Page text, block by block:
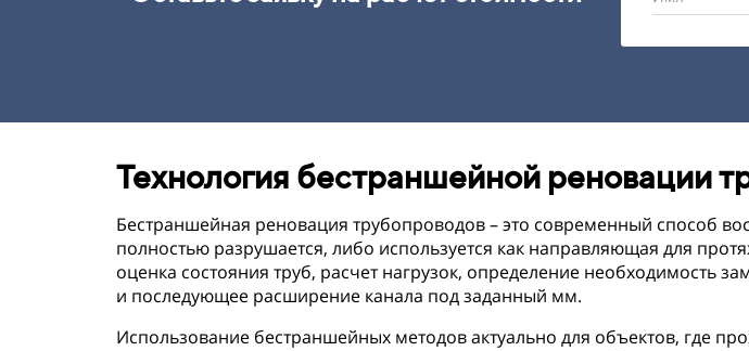
Технология бестраншейной реновации
Бестраншейная реновация трубопроводов – это современный способ
полностью разрушается, либо используется как направляющая для
оценка состояния труб, расчет нагрузок, определение
и последующее расширение канала под заданный мм.
Использование бестраншейных методов актуально для объектов, где